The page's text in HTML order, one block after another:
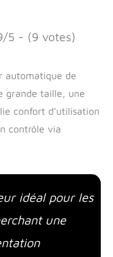
5 - (9 votes)
automatique de
grande taille, une
confort d’utilisation
contrôle via
idéal pour les
une